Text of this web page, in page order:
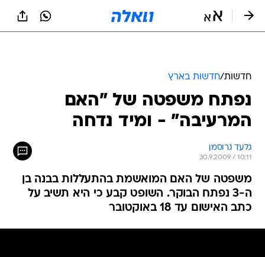
נפתח משפטה של "האם
המרעיבה" - ומיד נדחה
גלעד גרוסמן
30.9.2009 / 10:11
משפטה של האם המואשמת בהתעללות בבנה בן
כתב האישום עד 18 באוקטובר